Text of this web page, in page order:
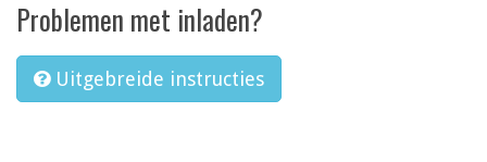
Problemen met inladen?
Uitgebreide instructies